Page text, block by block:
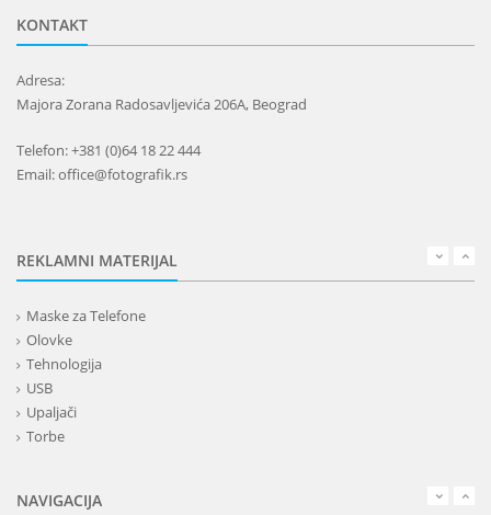
KONTAKT
Adresa:
Majora Zorana Radosavljevića 206A, Beograd
Telefon: +381 (0)64 18 22 444
Email: office@fotografik.rs
REKLAMNI MATERIJAL
Maske za Telefone
Olovke
Tehnologija
USB
Upaljači
Torbe
Alati i oprema
NAVIGACIJA